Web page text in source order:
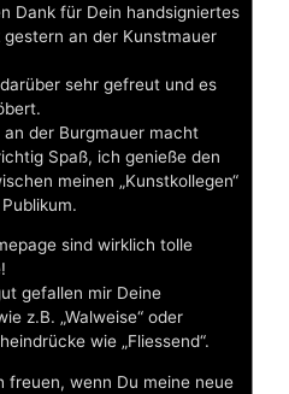
Dank für Dein handsigniertes
gestern an der Kunstmauer
sehr gefreut und es
an der Burgmauer macht
Spaß, ich genieße den
meinen „Kunstkollegen“
sind wirklich tolle
gefallen mir Deine
z.B. „Walweise“ oder
wie „Fliessend“.
freuen, wenn Du meine neue